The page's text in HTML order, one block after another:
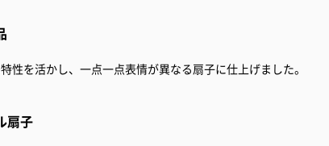
を活かし、一点一点表情が異なる扇子に仕上げました。
扇子